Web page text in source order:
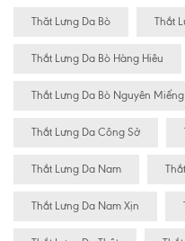
Thăt Lưng Da Bò Thắt
Thắt Lưng Da Bò Hàng Hiêu
Thắt Lưng Da Bò Nguyên Miếng
Thắt Lưng Da Công Sở
Thắt Lưng Da Nam
Thắt Lưng Da Nam Xịn